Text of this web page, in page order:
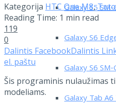
Galaxy S5
Galaxy S6
Galaxy S6
Galaxy Tab
Kategorija HTC One M8,
Reading Time: 1 min read
119
0
Dalintis FacebookDalintis
el. paštu
Šis programinis nulaužimas
modeliams.